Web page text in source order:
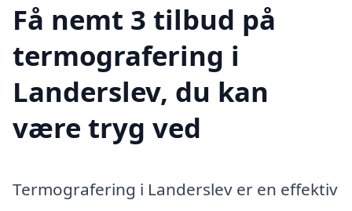
Få nemt 3 tilbud på
termografering i
Landerslev, du kan
være tryg ved
Termografering i Landerslev er en effektiv